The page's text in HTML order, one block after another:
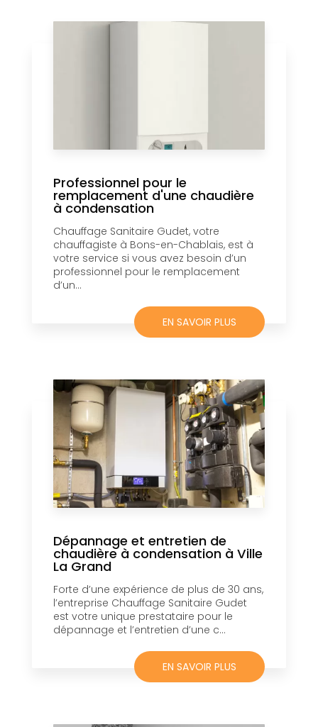
Professionnel pour le
remplacement d'une chaudière
à condensation
Chauffage Sanitaire Gudet, votre
chauffagiste à Bons-en-Chablais, est à
votre service si vous avez besoin d’un
professionnel pour le remplacement
d’un...
EN SAVOIR PLUS
Dépannage et entretien de
chaudière à condensation à Ville
La Grand
Forte d’une expérience de plus de 30 ans,
l’entreprise Chauffage Sanitaire Gudet
est votre unique prestataire pour le
dépannage et l’entretien d’une c...
EN SAVOIR PLUS